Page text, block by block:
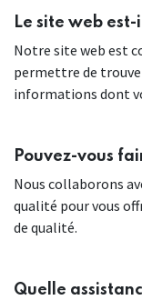
Le site web
Notre site web est
permettre de
informations dont
Pouvez-vous
Nous collaborons
qualité pour vous
de qualité.
Quelle